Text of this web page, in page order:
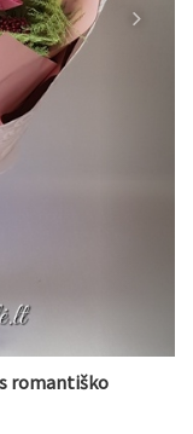
romantiško